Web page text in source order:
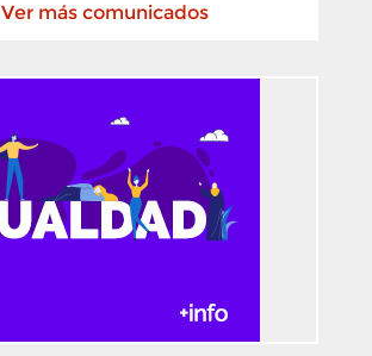
Ver más comunicados